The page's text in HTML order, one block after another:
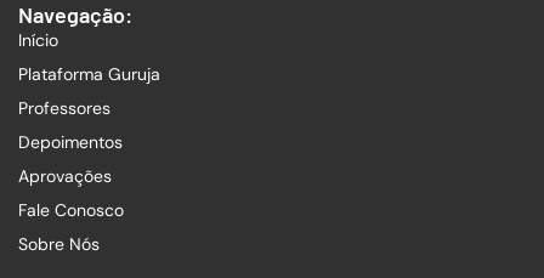
Navegação:
Início
Plataforma Guruja
Professores
Depoimentos
Aprovações
Fale Conosco
Sobre Nós